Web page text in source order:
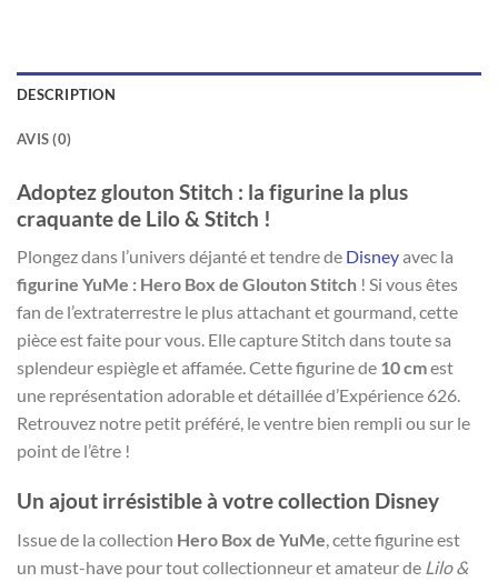
DESCRIPTION
AVIS (0)
Adoptez glouton Stitch : la figurine la plus
craquante de Lilo & Stitch !
Plongez dans l’univers déjanté et tendre de Disneyavec la
figurine YuMe : Hero Box de Glouton Stitch ! Si vous êtes
fan de l’extraterrestre le plus attachant et gourmand, cette
pièce est faite pour vous. Elle capture Stitch dans toute sa
splendeur espiègle et affamée. Cette figurine de 10 cmest
une représentation adorable et détaillée d’Expérience 626.
Retrouvez notre petit préféré, le ventre bien rempli ou sur le
point de l’être !
Un ajout irrésistible à votre collection Disney
Issue de la collection Hero Box de YuMe , cette figurine est
un must-have pour tout collectionneur et amateur de Lilo &